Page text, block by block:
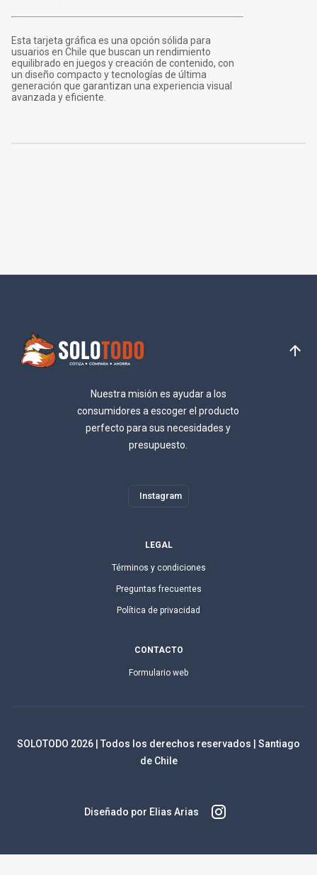
Esta tarjeta gráfica es una opción sólida para
usuarios en Chile que buscan un rendimiento
equilibrado en juegos y creación de contenido, con
un diseño compacto y tecnologías de última
generación que garantizan una experiencia visual
avanzada y eficiente.
Nuestra misión es ayudar a los
consumidores a escoger el producto
perfecto para sus necesidades y
presupuesto.
Instagram
LEGAL
Términos y condiciones
Preguntas frecuentes
Política de privacidad
CONTACTO
Formulario web
SOLOTODO 2026 | Todos los derechos reservados | Santiago
de Chile
Diseñado por Elias Arias